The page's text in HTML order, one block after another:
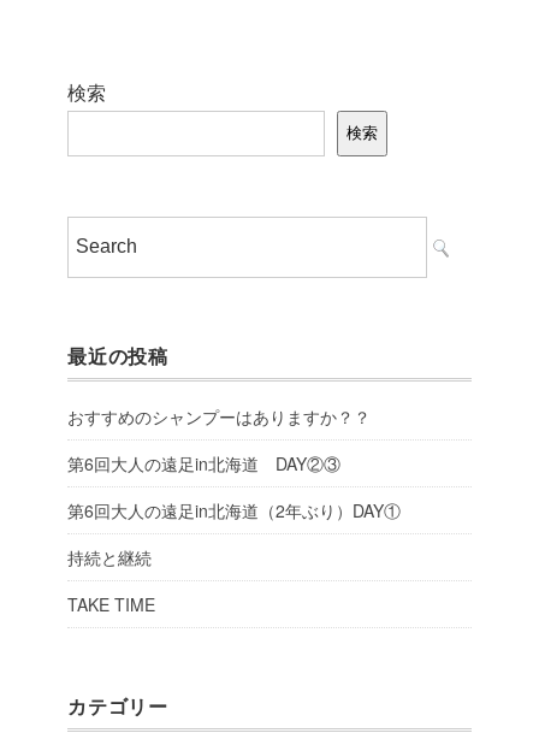
検索
検索
最近の投稿
おすすめのシャンプーはありますか？？
第6回大人の遠足in北海道 DAY②③
第6回大人の遠足in北海道（2年ぶり）DAY①
持続と継続
TAKE TIME
カテゴリー